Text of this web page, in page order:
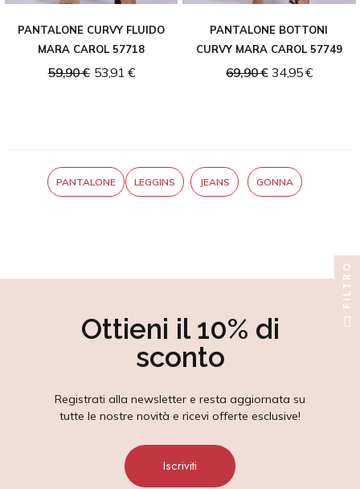
PANTALONE CURVY FLUIDO
MARA CAROL 57718
59,90 € 53,91 €
PANTALONE BOTTONI
CURVY MARA CAROL 57749
69,90 € 34,95 €
PANTALONE LEGGINS JEANS GONNA
Ottieni il 10% di
sconto
Registrati alla newsletter e resta aggiornata su
tutte le nostre novità e ricevi offerte esclusive!
Iscriviti
FILTRO